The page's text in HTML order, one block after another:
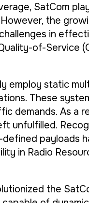
SatCom
the
in
of-Service
employ static
These
demands. As a
unfulfilled.
payloads
in Radio
the